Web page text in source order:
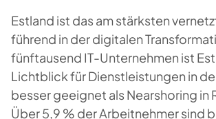
Estland ist das am stärksten
führend in der digitalen
fünftausend IT-Unternehmen ist
Lichtblick für Dienstleistungen in
besser geeignet als Nearshoring in
Über 5,9 % der Arbeitnehmer sind